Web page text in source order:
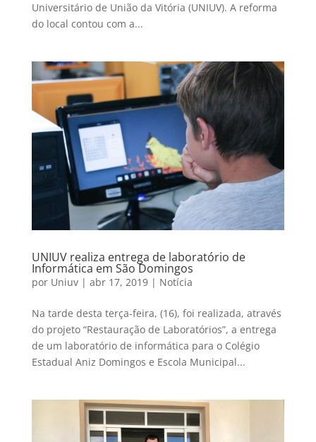
Universitário de União da Vitória (UNIUV). A reforma
do local contou com a...
UNIUV realiza entrega de laboratório de
Informática em São Domingos
por Uniuv| abr 17, 2019| Notícia
Na tarde desta terça-feira, (16), foi realizada, através
do projeto “Restauração de Laboratórios”, a entrega
de um laboratório de informática para o Colégio
Estadual Aniz Domingos e Escola Municipal...